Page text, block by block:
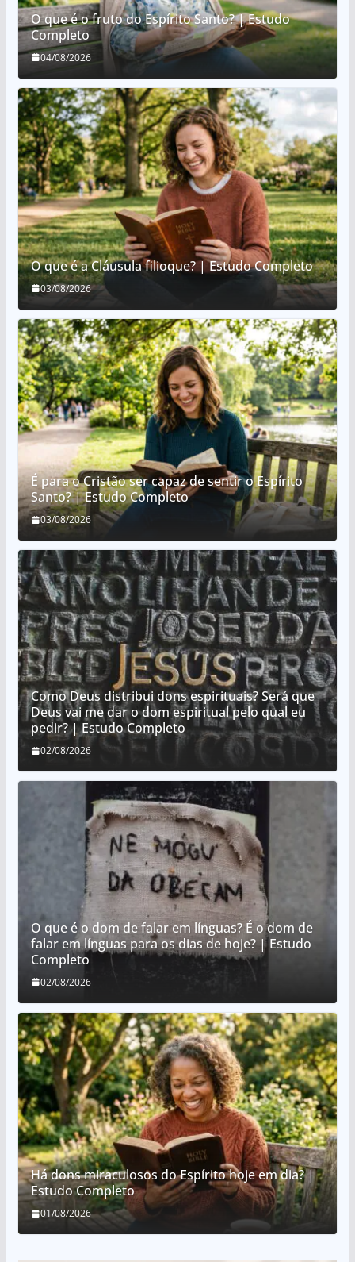
O que é o fruto do Espírito Santo? | Estudo
Completo
04/08/2026
O que é a Cláusula filioque? | Estudo Completo
03/08/2026
É para o Cristão ser capaz de sentir o Espírito
Santo? | Estudo Completo
03/08/2026
Como Deus distribui dons espirituais? Será que
Deus vai me dar o dom espiritual pelo qual eu
pedir? | Estudo Completo
02/08/2026
O que é o dom de falar em línguas? É o dom de
falar em línguas para os dias de hoje? | Estudo
Completo
02/08/2026
Há dons miraculosos do Espírito hoje em dia? |
Estudo Completo
01/08/2026